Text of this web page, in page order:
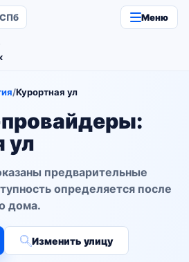
СПб Меню
/Курортная ул
ул
предварительные
определяется после
дома.
Изменить улицу